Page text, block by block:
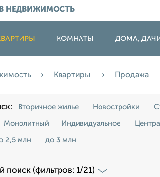
НЕДВИЖИМОСТЬ
КОМНАТЫ ДОМА,
Квартиры Продажа
Вторичное жилье Новостройки
Монолитный Индивидуальное
2,5 млн до 3 млн
поиск (фильтров: 1/21)